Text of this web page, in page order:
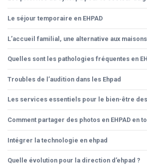
Le séjour temporaire en EHPAD
L’accueil familial, une alternative aux
Quelles sont les pathologies fréquentes en
Troubles de l’audition dans les Ehpad
Les services essentiels pour le bien-être
Comment partager des photos en EHPAD en
Intégrer la technologie en ehpad
Quelle évolution pour la direction d’ehpad ?